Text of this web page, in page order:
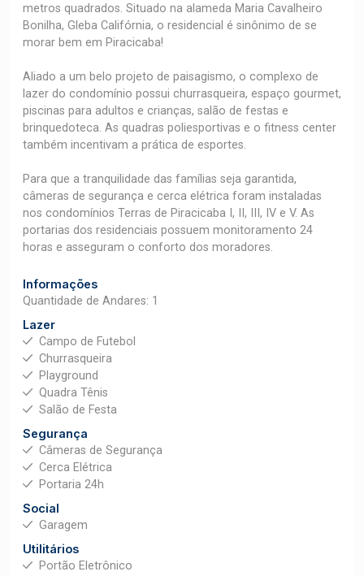
metros quadrados. Situado na alameda Maria Cavalheiro
Bonilha, Gleba Califórnia, o residencial é sinônimo de se
morar bem em Piracicaba!
Aliado a um belo projeto de paisagismo, o complexo de
lazer do condomínio possui churrasqueira, espaço gourmet,
piscinas para adultos e crianças, salão de festas e
brinquedoteca. As quadras poliesportivas e o fitness center
também incentivam a prática de esportes.
Para que a tranquilidade das famílias seja garantida,
câmeras de segurança e cerca elétrica foram instaladas
nos condomínios Terras de Piracicaba I, II, III, IV e V. As
portarias dos residenciais possuem monitoramento 24
horas e asseguram o conforto dos moradores.
Informações
Quantidade de Andares: 1
Lazer
Campo de Futebol
Churrasqueira
Playground
Quadra Tênis
Salão de Festa
Segurança
Câmeras de Segurança
Cerca Elétrica
Portaria 24h
Social
Garagem
Utilitários
Portão Eletrônico